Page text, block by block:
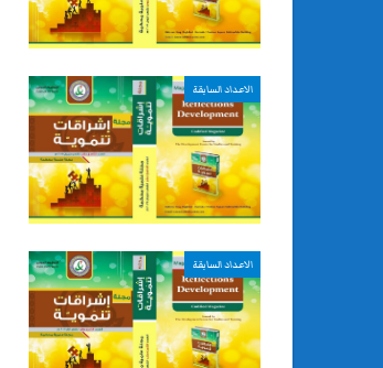
الاعداد السابقة
الاعداد السابقة